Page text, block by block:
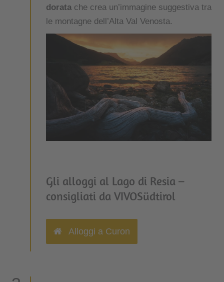
dorata che crea un’immagine suggestiva tra
le montagne dell’Alta Val Venosta.
Gli alloggi al Lago di Resia –
consigliati da VIVOSüdtirol
Alloggi a Curon